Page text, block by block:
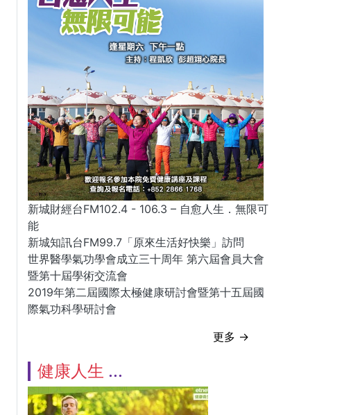
新城財經台FM102.4 - 106.3 – 自愈人生．無限可
能
新城知訊台FM99.7「原來生活好快樂」訪問
世界醫學氣功學會成立三十周年 第六屆會員大會
暨第十屆學術交流會
2019年第二屆國際太極健康研討會暨第十五屆國
際氣功科學研討會
更多 →
健康人生